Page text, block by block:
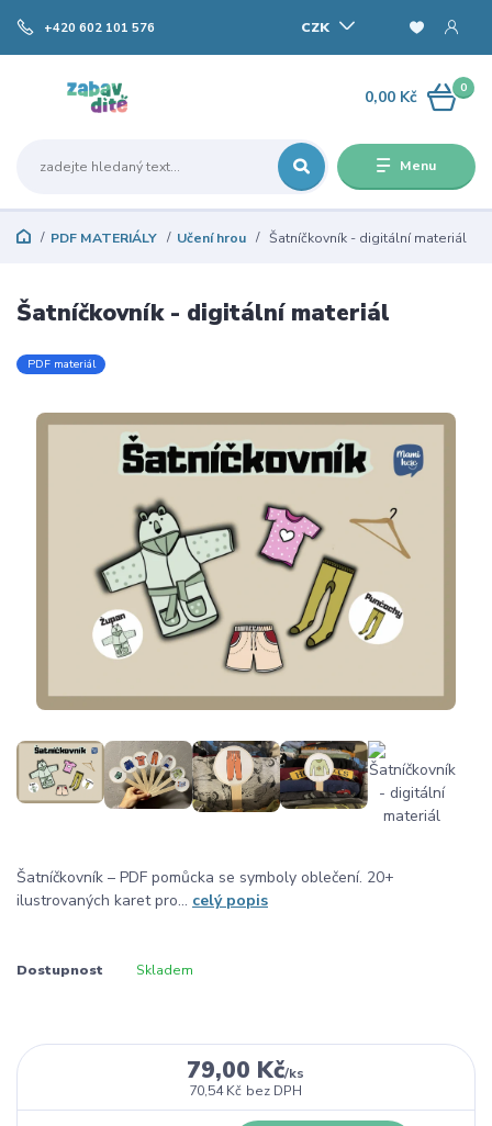
Menu
CZK
+420 602 101 576
0
0,00 Kč
PDF MATERIÁLY Učení hrou Šatníčkovník - digitální materiál
Šatníčkovník - digitální materiál
PDF materiál
Šatníčkovník – PDF pomůcka se symboly oblečení. 20+
ilustrovaných karet pro... celý popis
Dostupnost Skladem
79,00 Kč/ks
70,54 Kč bez DPH